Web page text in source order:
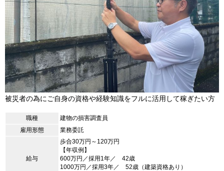
被災者の為にご自身の資格や経験知識をフルに活用して稼ぎたい方
職種
建物の損害調査員
雇用形態
業務委託
給与
歩合30万円～120万円
【年収例】
600万円／採用1年／ 42歳
1000万円／採用3年／ 52歳（建築資格あり）